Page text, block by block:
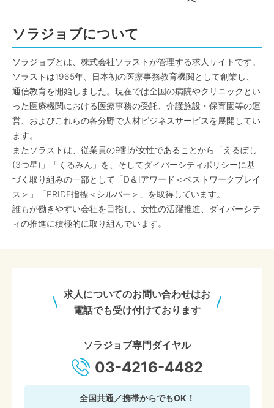
ソラジョブについて
ソラジョブとは、株式会社ソラストが管理する求人サイトです。
ソラストは1965年、日本初の医療事務教育機関として創業し、
通信教育を開始しました。現在では全国の病院やクリニックとい
った医療機関における医療事務の受託、介護施設・保育園等の運
営、およびこれらの各分野で人材ビジネスサービスを展開してい
ます。
またソラストは、従業員の9割が女性であることから「えるぼし
(3つ星)」「くるみん」を、そしてダイバーシティポリシーに基
づく取り組みの一部として「D＆Iアワード＜ベストワークプレイ
ス＞」「PRIDE指標＜シルバー＞」を取得しています。
誰もが働きやすい会社を目指し、女性の活躍推進、ダイバーシテ
ィの推進に積極的に取り組んでいます。
求人についてのお問い合わせはお
電話でも受け付けております
ソラジョブ専門ダイヤル
03-4216-4482
全国共通／携帯からでもOK！